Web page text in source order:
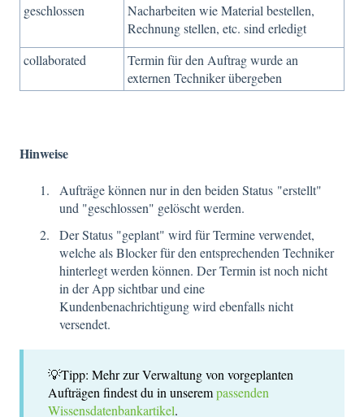
geschlossen
Nacharbeiten wie Material bestellen,
Rechnung stellen, etc. sind erledigt
collaborated
Termin für den Auftrag wurde an
externen Techniker übergeben
Hinweise
Aufträge können nur in den beiden Status "erstellt"
und "geschlossen" gelöscht werden.
Der Status "geplant" wird für Termine verwendet,
welche als Blocker für den entsprechenden Techniker
hinterlegt werden können. Der Termin ist noch nicht
in der App sichtbar und eine
Kundenbenachrichtigung wird ebenfalls nicht
versendet.
💡Tipp: Mehr zur Verwaltung von vorgeplanten
Aufträgen findest du in unserempassenden
Wissensdatenbankartikel.